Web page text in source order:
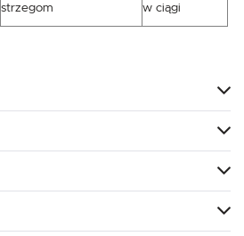
strzegom
w ciągi